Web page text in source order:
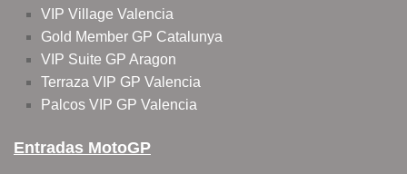
VIP Village Valencia
Gold Member GP Catalunya
VIP Suite GP Aragon
Terraza VIP GP Valencia
Palcos VIP GP Valencia
Entradas MotoGP